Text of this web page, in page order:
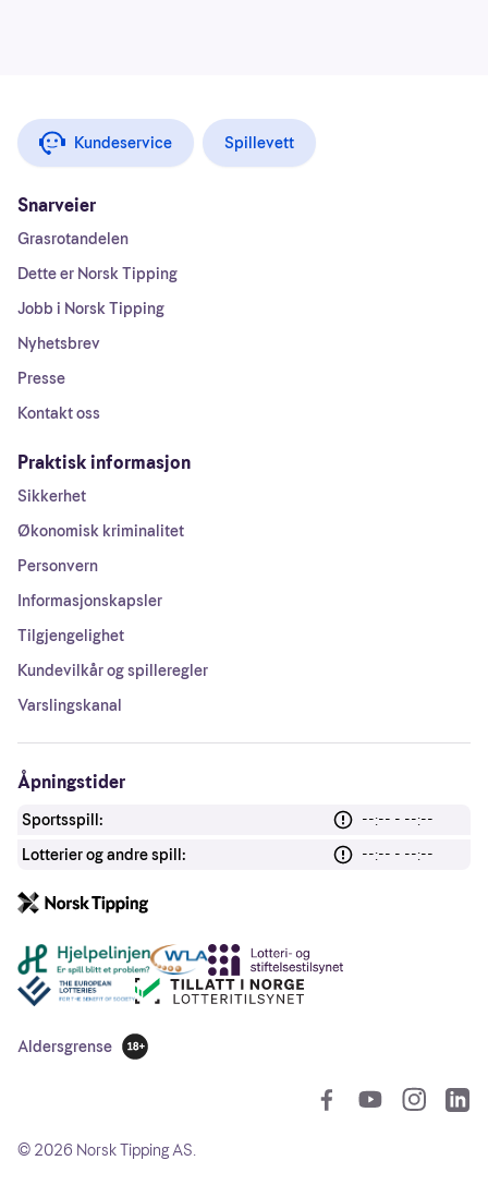
Kundeservice Spillevett
Snarveier
Grasrotandelen
Dette er Norsk Tipping
Jobb i Norsk Tipping
Nyhetsbrev
Presse
Kontakt oss
Praktisk informasjon
Sikkerhet
Økonomisk kriminalitet
Personvern
Informasjonskapsler
Tilgjengelighet
Kundevilkår og spilleregler
Varslingskanal
Åpningstider
Sportsspill:
--:-- - --:--
Lotterier og andre spill:
--:-- - --:--
Andre lenker
Aldersgrense
18 år
© 2026 Norsk Tipping AS.